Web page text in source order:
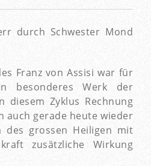
durch Schwester Mond
Franz von Assisi war für
besonderes Werk der
Zyklus Rechnung
auch gerade heute wieder
des grossen Heiligen mit
zusätzliche Wirkung